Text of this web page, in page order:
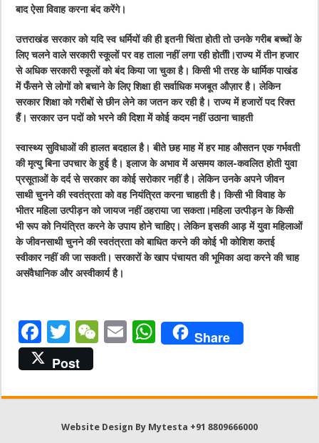
बाद ऐसा विवाह करना बंद करेंगे।
उत्तराखंड सरकार को यदि स्व धर्मियों की ही इतनी चिंता होती तो उनके गरीब बच्चों के
लिए चलने वाले सरकारी स्कूलों पर वह ताला नहीं लगा रही होतीी।राज्य में तीन हजार
से अधिक सरकारी स्कूलों को बंद किया जा चुका है। किसी भी तरह के धार्मिक पाखंड
में फँसने से लोगों को बचाने के लिए शिक्षा ही सर्वाधिक मजबूत औज़ार है। लेकिन
सरकार शिक्षा को गरीबों से छीन लेने का जतन कर रही है। राज्य में हजारों पद रिक्त
हैं। सरकार उन पदों को भरने की दिशा में कोई कदम नहीं उठाना चाहती
स्वास्थ्य सुविधाओं की हालत बदहाल है। बीते छह माह में हर माह औसतन एक गर्भवती
की मृत्यु बिना उपचार के हुई है। इलाज के अभाव में असमय काल-कवलित होती युवा
प्रसूताओं के दर्द से सरकार का कोई सरोकार नहीं है। लेकिन उनके अपने जीवन
साथी चुनने की स्वतंत्रता को वह नियंत्रित करना चाहती है। किसी भी विवाह के
भीतर महिला उत्पीड़न को जायज नहीं ठहराया जा सकता।महिला उत्पीड़न के किसी
भी रूप को नियंत्रित करने के उपाय होने चाहिए। लेकिन इसकी आड़ में युवा महिलाओं
के जीवनसाथी चुनने की स्वतंत्रता को बाधित करने की कोई भी कोशिश कतई
स्वीकार नहीं की जा सकती। सरकारों के खाप पंचायत की भूमिका अदा करने की चाह
असंवैधानिक और अस्वीकार्य है।
F
a
c
e
T
w
it
te
r
W
h
at
E
l
W
s
A
Share
Post
Website Design By Mytesta +91 8809666000